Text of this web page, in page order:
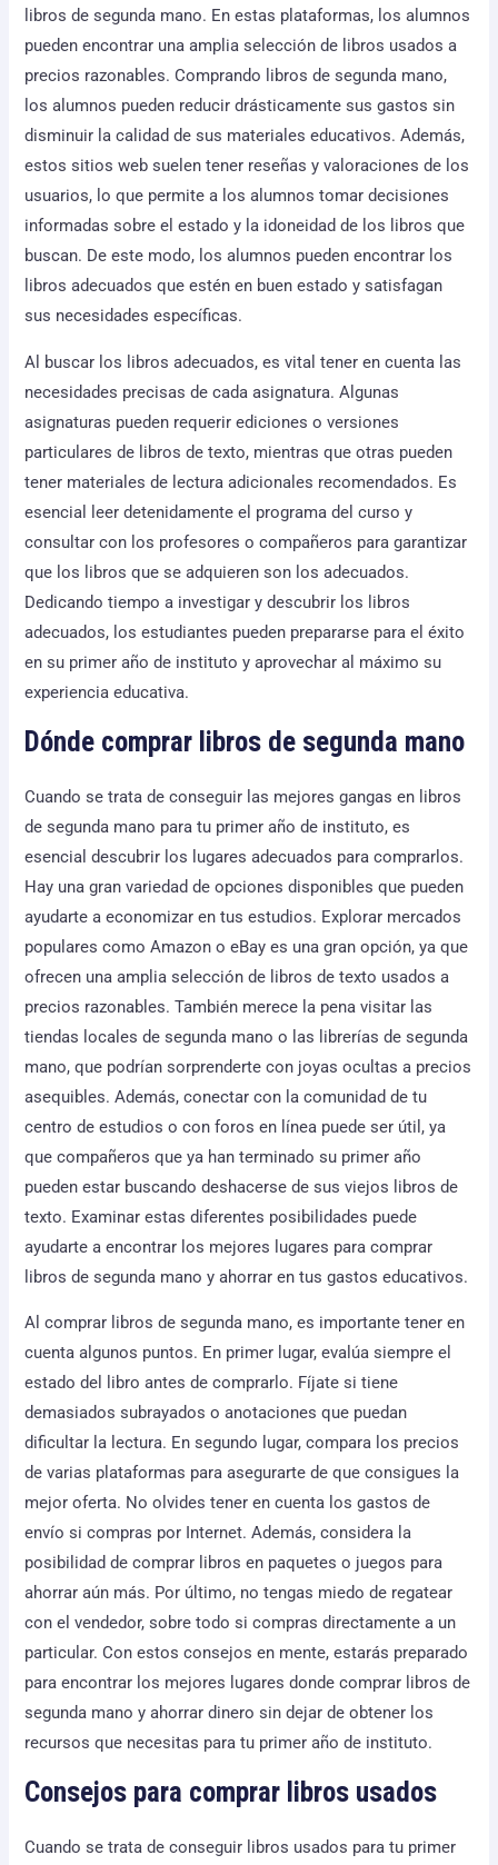
libros de segunda mano. En estas plataformas, los alumnos
pueden encontrar una amplia selección de libros usados a
precios razonables. Comprando libros de segunda mano,
los alumnos pueden reducir drásticamente sus gastos sin
disminuir la calidad de sus materiales educativos. Además,
estos sitios web suelen tener reseñas y valoraciones de los
usuarios, lo que permite a los alumnos tomar decisiones
informadas sobre el estado y la idoneidad de los libros que
buscan. De este modo, los alumnos pueden encontrar los
libros adecuados que estén en buen estado y satisfagan
sus necesidades específicas.
Al buscar los libros adecuados, es vital tener en cuenta las
necesidades precisas de cada asignatura. Algunas
asignaturas pueden requerir ediciones o versiones
particulares de libros de texto, mientras que otras pueden
tener materiales de lectura adicionales recomendados. Es
esencial leer detenidamente el programa del curso y
consultar con los profesores o compañeros para garantizar
que los libros que se adquieren son los adecuados.
Dedicando tiempo a investigar y descubrir los libros
adecuados, los estudiantes pueden prepararse para el éxito
en su primer año de instituto y aprovechar al máximo su
experiencia educativa.
Dónde comprar libros de segunda mano
Cuando se trata de conseguir las mejores gangas en libros
de segunda mano para tu primer año de instituto, es
esencial descubrir los lugares adecuados para comprarlos.
Hay una gran variedad de opciones disponibles que pueden
ayudarte a economizar en tus estudios. Explorar mercados
populares como Amazon o eBay es una gran opción, ya que
ofrecen una amplia selección de libros de texto usados a
precios razonables. También merece la pena visitar las
tiendas locales de segunda mano o las librerías de segunda
mano, que podrían sorprenderte con joyas ocultas a precios
asequibles. Además, conectar con la comunidad de tu
centro de estudios o con foros en línea puede ser útil, ya
que compañeros que ya han terminado su primer año
pueden estar buscando deshacerse de sus viejos libros de
texto. Examinar estas diferentes posibilidades puede
ayudarte a encontrar los mejores lugares para comprar
libros de segunda mano y ahorrar en tus gastos educativos.
Al comprar libros de segunda mano, es importante tener en
cuenta algunos puntos. En primer lugar, evalúa siempre el
estado del libro antes de comprarlo. Fíjate si tiene
demasiados subrayados o anotaciones que puedan
dificultar la lectura. En segundo lugar, compara los precios
de varias plataformas para asegurarte de que consigues la
mejor oferta. No olvides tener en cuenta los gastos de
envío si compras por Internet. Además, considera la
posibilidad de comprar libros en paquetes o juegos para
ahorrar aún más. Por último, no tengas miedo de regatear
con el vendedor, sobre todo si compras directamente a un
particular. Con estos consejos en mente, estarás preparado
para encontrar los mejores lugares donde comprar libros de
segunda mano y ahorrar dinero sin dejar de obtener los
recursos que necesitas para tu primer año de instituto.
Consejos para comprar libros usados
Cuando se trata de conseguir libros usados para tu primer